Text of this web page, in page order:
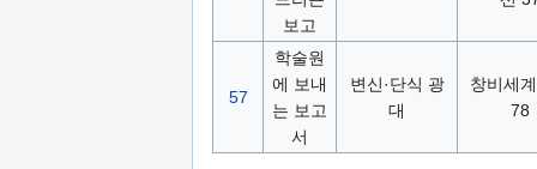
보고
57
학술원
에 보내
는 보고
서
변신·단식 광
대
창비세
78